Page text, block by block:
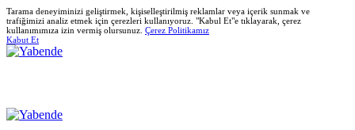
Tarama deneyiminizi geliştirmek, kişiselleştirilmiş reklamlar veya içerik sunmak ve
trafiğimizi analiz etmek için çerezleri kullanıyoruz. "Kabul Et"e tıklayarak, çerez
kullanımımıza izin vermiş olursunuz. Çerez Politikamız
Kabut Et